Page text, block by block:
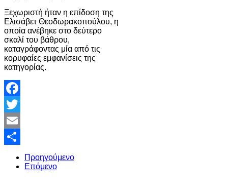
Ξεχωριστή ήταν η επίδοση της
Ελισάβετ Θεοδωρακοπούλου, η
οποία ανέβηκε στο δεύτερο
σκαλί του βάθρου,
καταγράφοντας μία από τις
κορυφαίες εμφανίσεις της
κατηγορίας.
Facebook
Twitter
Email
Share
Προηγούμενο
Επόμενο